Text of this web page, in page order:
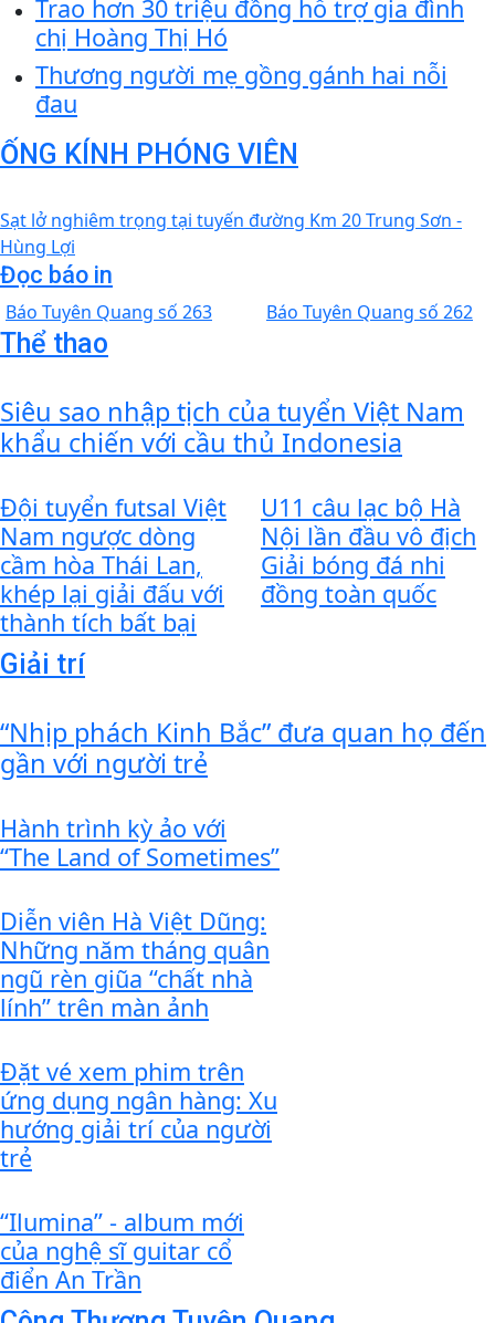
Trao hơn 30 triệu đồng hỗ trợ gia đình
chị Hoàng Thị Hó
Thương người mẹ gồng gánh hai nỗi
đau
ỐNG KÍNH PHÓNG VIÊN
Sạt lở nghiêm trọng tại tuyến đường Km 20 Trung Sơn -
Hùng Lợi
Đọc báo in
Báo Tuyên Quang số 263 Báo Tuyên Quang số 262
Thể thao
Siêu sao nhập tịch của tuyển Việt Nam
khẩu chiến với cầu thủ Indonesia
Đội tuyển futsal Việt
Nam ngược dòng
cầm hòa Thái Lan,
khép lại giải đấu với
thành tích bất bại
U11 câu lạc bộ Hà
Nội lần đầu vô địch
Giải bóng đá nhi
đồng toàn quốc
Giải trí
“Nhịp phách Kinh Bắc” đưa quan họ đến
gần với người trẻ
Hành trình kỳ ảo với
“The Land of Sometimes”
Diễn viên Hà Việt Dũng:
Những năm tháng quân
ngũ rèn giũa “chất nhà
lính” trên màn ảnh
Đặt vé xem phim trên
ứng dụng ngân hàng: Xu
hướng giải trí của người
trẻ
“Ilumina” - album mới
của nghệ sĩ guitar cổ
điển An Trần